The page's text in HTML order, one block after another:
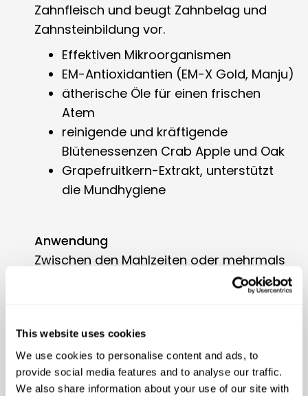
This website uses cookies
We use cookies to personalise content and ads, to
provide social media features and to analyse our traffic.
We also share information about your use of our site with
Zahnfleisch und beugt Zahnbelag und
Zahnsteinbildung vor.
Effektiven Mikroorganismen
EM-Antioxidantien (EM-X Gold, Manju)
ätherische Öle für einen frischen
Atem
reinigende und kräftigende
Blütenessenzen Crab Apple und Oak
Grapefruitkern-Extrakt, unterstützt
die Mundhygiene
Anwendung
Zwischen den Mahlzeiten oder mehrmals
täglich 2 – 3 Sprühstösse in den Fang des
Hundes geben. Vor Gebrauch schütteln.
Inhalt
EM, EM-Antioxidantien, EM Salzsole,
Grapefruitkern-Extrakt, Magnesium,